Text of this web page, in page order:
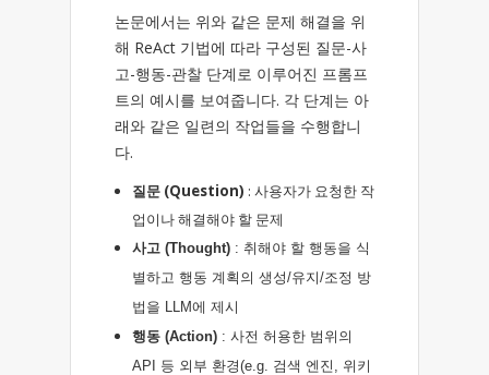
논문에서는 위와 같은 문제 해결을 위
해 ReAct 기법에 따라 구성된 질문-사
고-행동-관찰 단계로 이루어진 프롬프
트의 예시를 보여줍니다. 각 단계는 아
래와 같은 일련의 작업들을 수행합니
다.
질문 (Question) : 사용자가 요청한 작
업이나 해결해야 할 문제
사고 (Thought) : 취해야 할 행동을 식
별하고 행동 계획의 생성/유지/조정 방
법을 LLM에 제시
행동 (Action) : 사전 허용한 범위의
API 등 외부 환경(e.g. 검색 엔진, 위키